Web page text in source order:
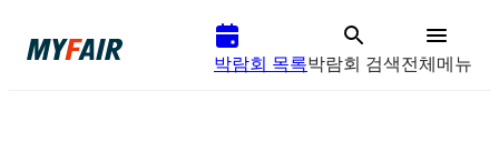
박람회 목록박람회 검색전체메뉴